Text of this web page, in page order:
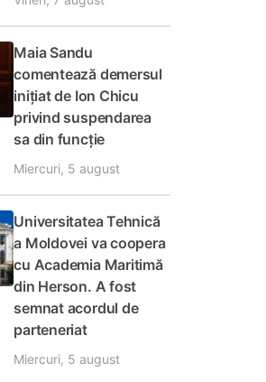
Maia Sandu
comentează demersul
inițiat de Ion Chicu
privind suspendarea
sa din funcție
Miercuri, 5 august
Universitatea Tehnică
a Moldovei va coopera
cu Academia Maritimă
din Herson. A fost
semnat acordul de
parteneriat
Miercuri, 5 august